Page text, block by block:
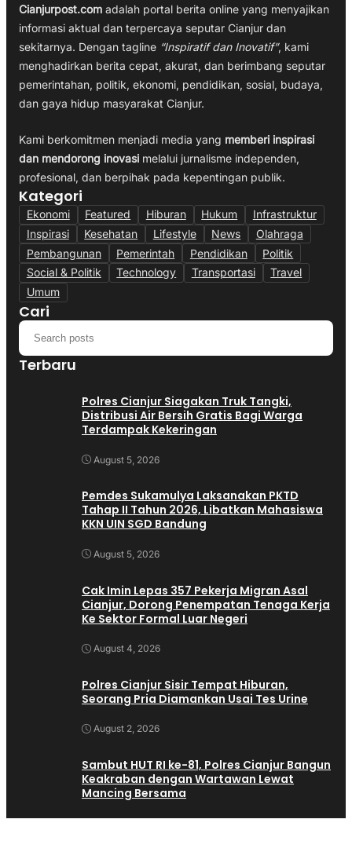
Cianjurpost.com adalah portal berita online yang menyajikan
informasi aktual dan terpercaya seputar Cianjur dan
sekitarnya. Dengan tagline “Inspiratif dan Inovatif”, kami
menghadirkan berita cepat, akurat, dan berimbang seputar
pemerintahan, politik, ekonomi, pendidikan, sosial, budaya,
dan gaya hidup masyarakat Cianjur.
Kami berkomitmen menjadi media yang memberi inspirasi
dan mendorong inovasi melalui jurnalisme independen,
profesional, dan berpihak pada kepentingan publik.
Kategori
Ekonomi Featured Hiburan Hukum
Infrastruktur
Inspirasi
Kesehatan Lifestyle News
Olahraga
Pembangunan
Pemerintah Pendidikan
Politik
Social & Politik
Technology Transportasi
Travel
Umum
Cari
Terbaru
Polres Cianjur Siagakan Truk Tangki,
Distribusi Air Bersih Gratis Bagi Warga
Terdampak Kekeringan
August 5, 2026
Pemdes Sukamulya Laksanakan PKTD
Tahap II Tahun 2026, Libatkan Mahasiswa
KKN UIN SGD Bandung
August 5, 2026
Cak Imin Lepas 357 Pekerja Migran Asal
Cianjur, Dorong Penempatan Tenaga Kerja
Ke Sektor Formal Luar Negeri
August 4, 2026
Polres Cianjur Sisir Tempat Hiburan,
Seorang Pria Diamankan Usai Tes Urine
August 2, 2026
Sambut HUT RI ke-81, Polres Cianjur Bangun
Keakraban dengan Wartawan Lewat
Mancing Bersama